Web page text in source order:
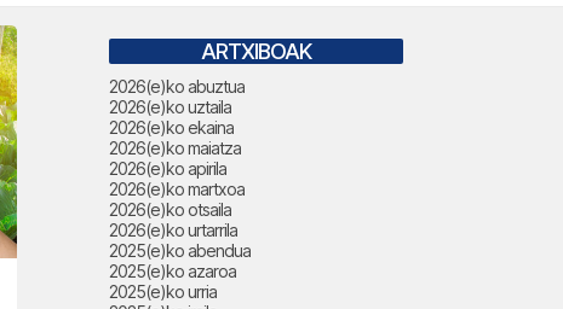
ARTXIBOAK
2026(e)ko abuztua
2026(e)ko uztaila
2026(e)ko ekaina
2026(e)ko maiatza
2026(e)ko apirila
2026(e)ko martxoa
2026(e)ko otsaila
2026(e)ko urtarrila
2025(e)ko abendua
2025(e)ko azaroa
2025(e)ko urria